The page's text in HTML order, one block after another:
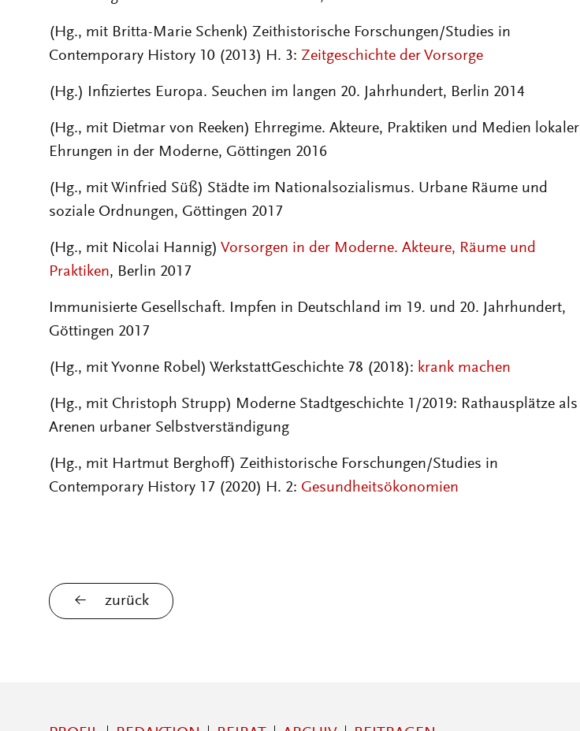
(Hg., mit Britta-Marie Schenk) Zeithistorische Forschungen/Studies in
Contemporary History 10 (2013) H. 3: Zeitgeschichte der Vorsorge
(Hg.) Infiziertes Europa. Seuchen im langen 20. Jahrhundert, Berlin 2014
(Hg., mit Dietmar von Reeken) Ehrregime. Akteure, Praktiken und Medien lokaler
Ehrungen in der Moderne, Göttingen 2016
(Hg., mit Winfried Süß) Städte im Nationalsozialismus. Urbane Räume und
soziale Ordnungen, Göttingen 2017
(Hg., mit Nicolai Hannig) Vorsorgen in der Moderne. Akteure, Räume und
Praktiken, Berlin 2017
Immunisierte Gesellschaft. Impfen in Deutschland im 19. und 20. Jahrhundert,
Göttingen 2017
(Hg., mit Yvonne Robel) WerkstattGeschichte 78 (2018): krank machen
(Hg., mit Christoph Strupp) Moderne Stadtgeschichte 1/2019: Rathausplätze als
Arenen urbaner Selbstverständigung
(Hg., mit Hartmut Berghoff) Zeithistorische Forschungen/Studies in
Contemporary History 17 (2020) H. 2: Gesundheitsökonomien
zurück